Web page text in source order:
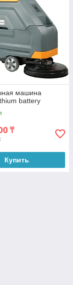
машина
battery
₸
Купить